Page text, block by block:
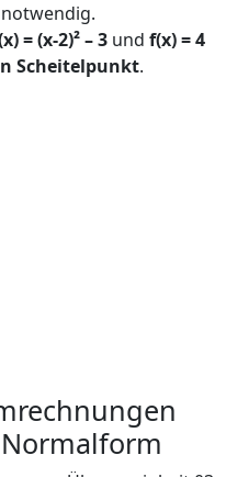
notwendig.
= (x-2)² – 3 und f(x) = 4
Scheitelpunkt.